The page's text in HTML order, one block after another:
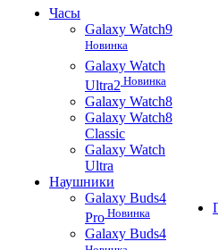
Часы
Galaxy Watch9
Новинка
Galaxy Watch
Ultra2 Новинка
Galaxy Watch8
Galaxy Watch8
Classic
Galaxy Watch
Ultra
Наушники
Galaxy Buds4
Pro Новинка
Galaxy Buds4